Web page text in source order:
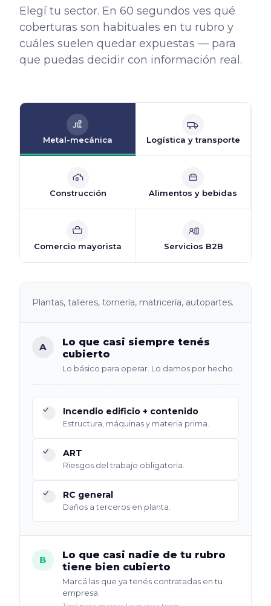
Elegí tu sector. En 60 segundos ves qué
coberturas son habituales en tu rubro y
cuáles suelen quedar expuestas — para
que puedas decidir con información real.
Metal-mecánica Logística y transporte
Construcción Alimentos y bebidas
Comercio mayorista Servicios B2B
Plantas, talleres, tornería, matricería, autopartes.
A
Lo que casi siempre tenés
cubierto
Lo básico para operar. Lo damos por hecho.
Incendio edificio + contenido
Estructura, máquinas y materia prima.
ART
Riesgos del trabajo obligatoria.
RC general
Daños a terceros en planta.
B
Lo que casi nadie de tu rubro
tiene bien cubierto
Marcá las que ya tenés contratadas en tu
empresa.